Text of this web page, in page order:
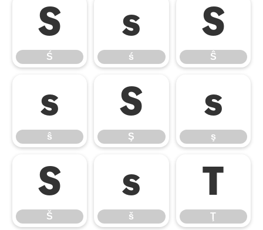
Ś
Ś
ś
ś
Ŝ
Ŝ
ŝ
ŝ
Ş
Ş
ş
ş
Š
Š
š
š
Ţ
Ţ